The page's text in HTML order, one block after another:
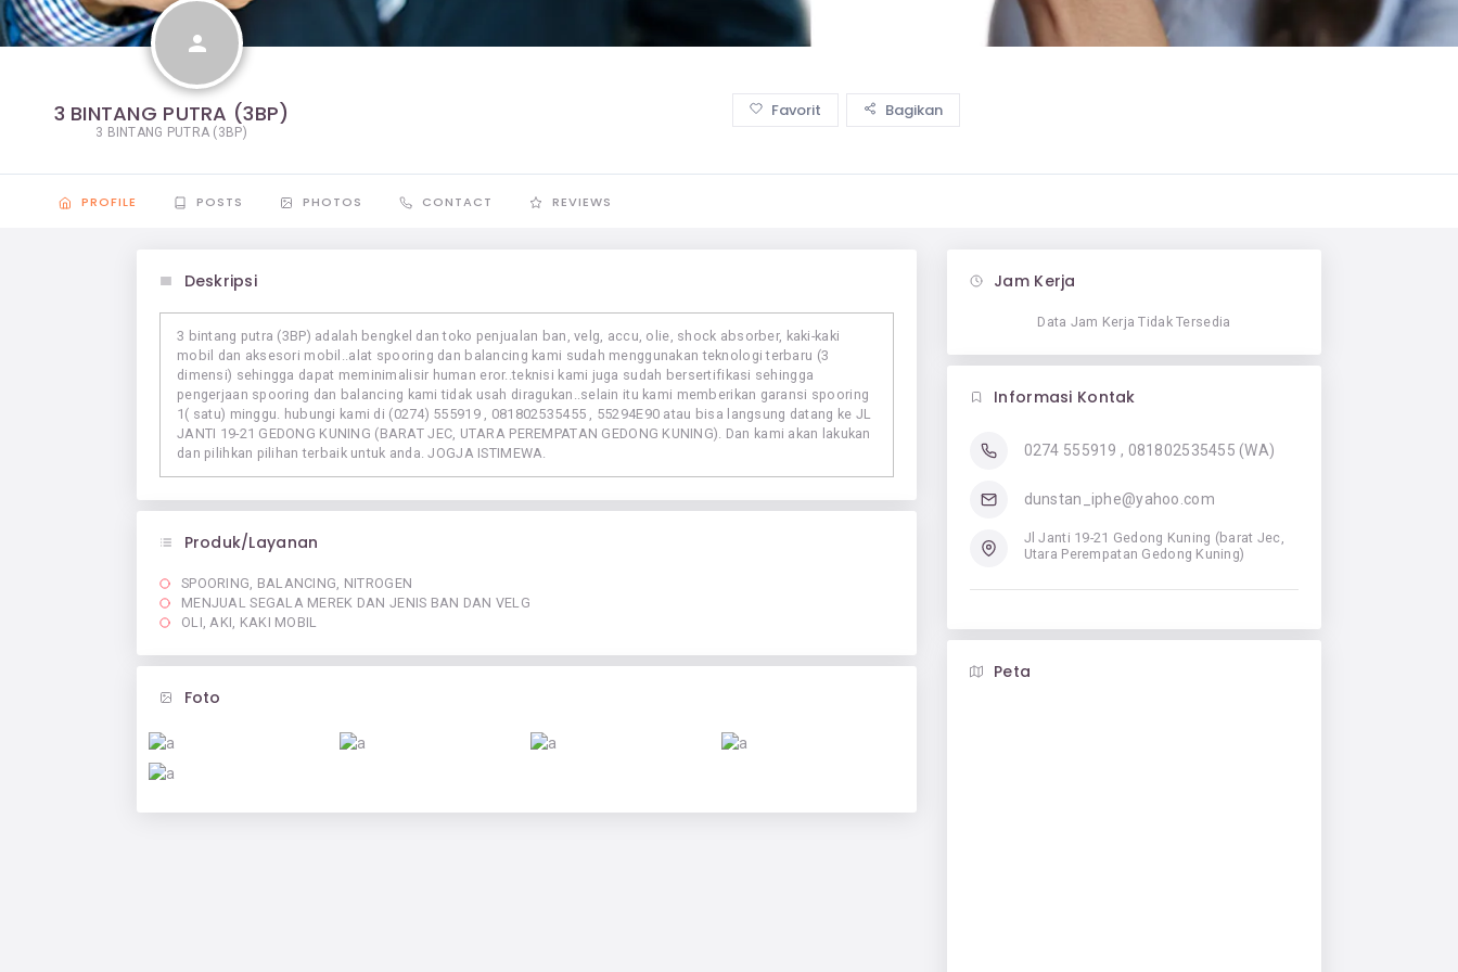
person
3 BINTANG PUTRA (3BP)
3 BINTANG PUTRA (3BP)
Favorit Bagikan
PROFILE POSTS PHOTOS CONTACT REVIEWS
Deskripsi
3 bintang putra (3BP) adalah bengkel dan toko penjualan ban, velg, accu, olie, shock absorber, kaki-kaki
mobil dan aksesori mobil..alat spooring dan balancing kami sudah menggunakan teknologi terbaru (3
dimensi) sehingga dapat meminimalisir human eror..teknisi kami juga sudah bersertifikasi sehingga
pengerjaan spooring dan balancing kami tidak usah diragukan..selain itu kami memberikan garansi spooring
1( satu) minggu. hubungi kami di (0274) 555919 , 081802535455 , 55294E90 atau bisa langsung datang ke JL
JANTI 19-21 GEDONG KUNING (BARAT JEC, UTARA PEREMPATAN GEDONG KUNING). Dan kami akan lakukan
dan pilihkan pilihan terbaik untuk anda. JOGJA ISTIMEWA.
Produk/Layanan
SPOORING, BALANCING, NITROGEN
MENJUAL SEGALA MEREK DAN JENIS BAN DAN VELG
OLI, AKI, KAKI MOBIL
Foto
Jam Kerja
Data Jam Kerja Tidak Tersedia
Informasi Kontak
0274 555919 , 081802535455 (WA)
dunstan_iphe@yahoo.com
Jl Janti 19-21 Gedong Kuning (barat Jec,
Utara Perempatan Gedong Kuning)
Peta